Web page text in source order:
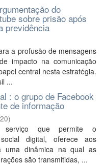
do
sobre prisão após
previdência
a profusão de mensagens
impacto na comunicação
central nesta estratégia.
...
: o grupo de Facebook
de informação
)
serviço que permite o
digital, oferece aos
uma dinâmica na qual as
são transmitidas, ...